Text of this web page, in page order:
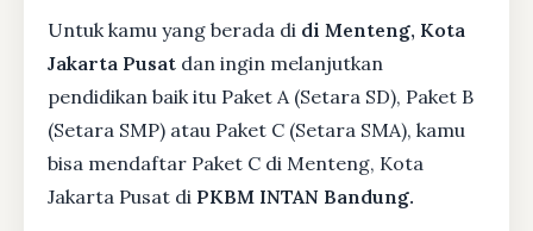
Untuk kamu yang berada di di Menteng, Kota
Jakarta Pusat dan ingin melanjutkan
pendidikan baik itu Paket A (Setara SD), Paket B
(Setara SMP) atau Paket C (Setara SMA), kamu
bisa mendaftar Paket C di Menteng, Kota
Jakarta Pusat di PKBM INTAN Bandung.